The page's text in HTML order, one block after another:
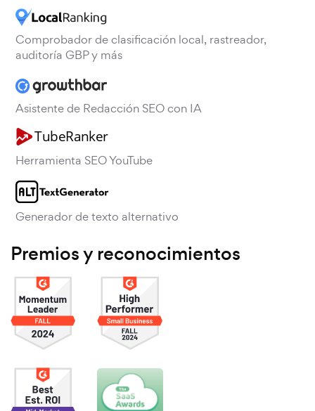
Comprobador de clasificación local, rastreador,
auditoría GBP y más
Asistente de Redacción SEO con IA
Herramienta SEO YouTube
Generador de texto alternativo
Premios y reconocimientos